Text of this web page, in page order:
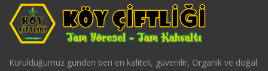
Kurulduğumuz günden beri en kaliteli, güvenilir, Organik ve doğal